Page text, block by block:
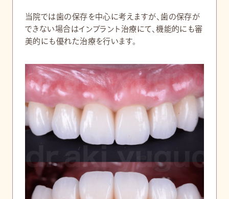
当院では歯の保存を中心に考えますが、歯の保存が
できない場合はインプラント治療にて、機能的にも審
美的にも優れた治療を行います。